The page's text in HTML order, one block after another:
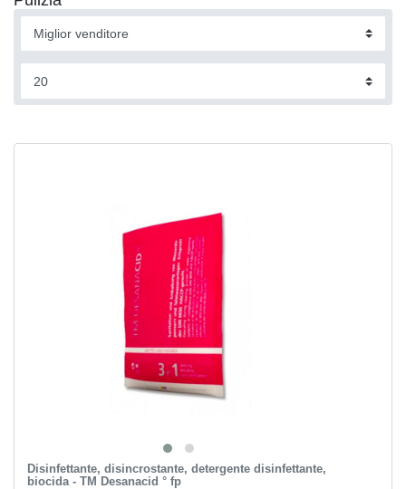
Disinfettante, disincrostante, detergente disinfettante,
biocida - TM Desanacid ° fp